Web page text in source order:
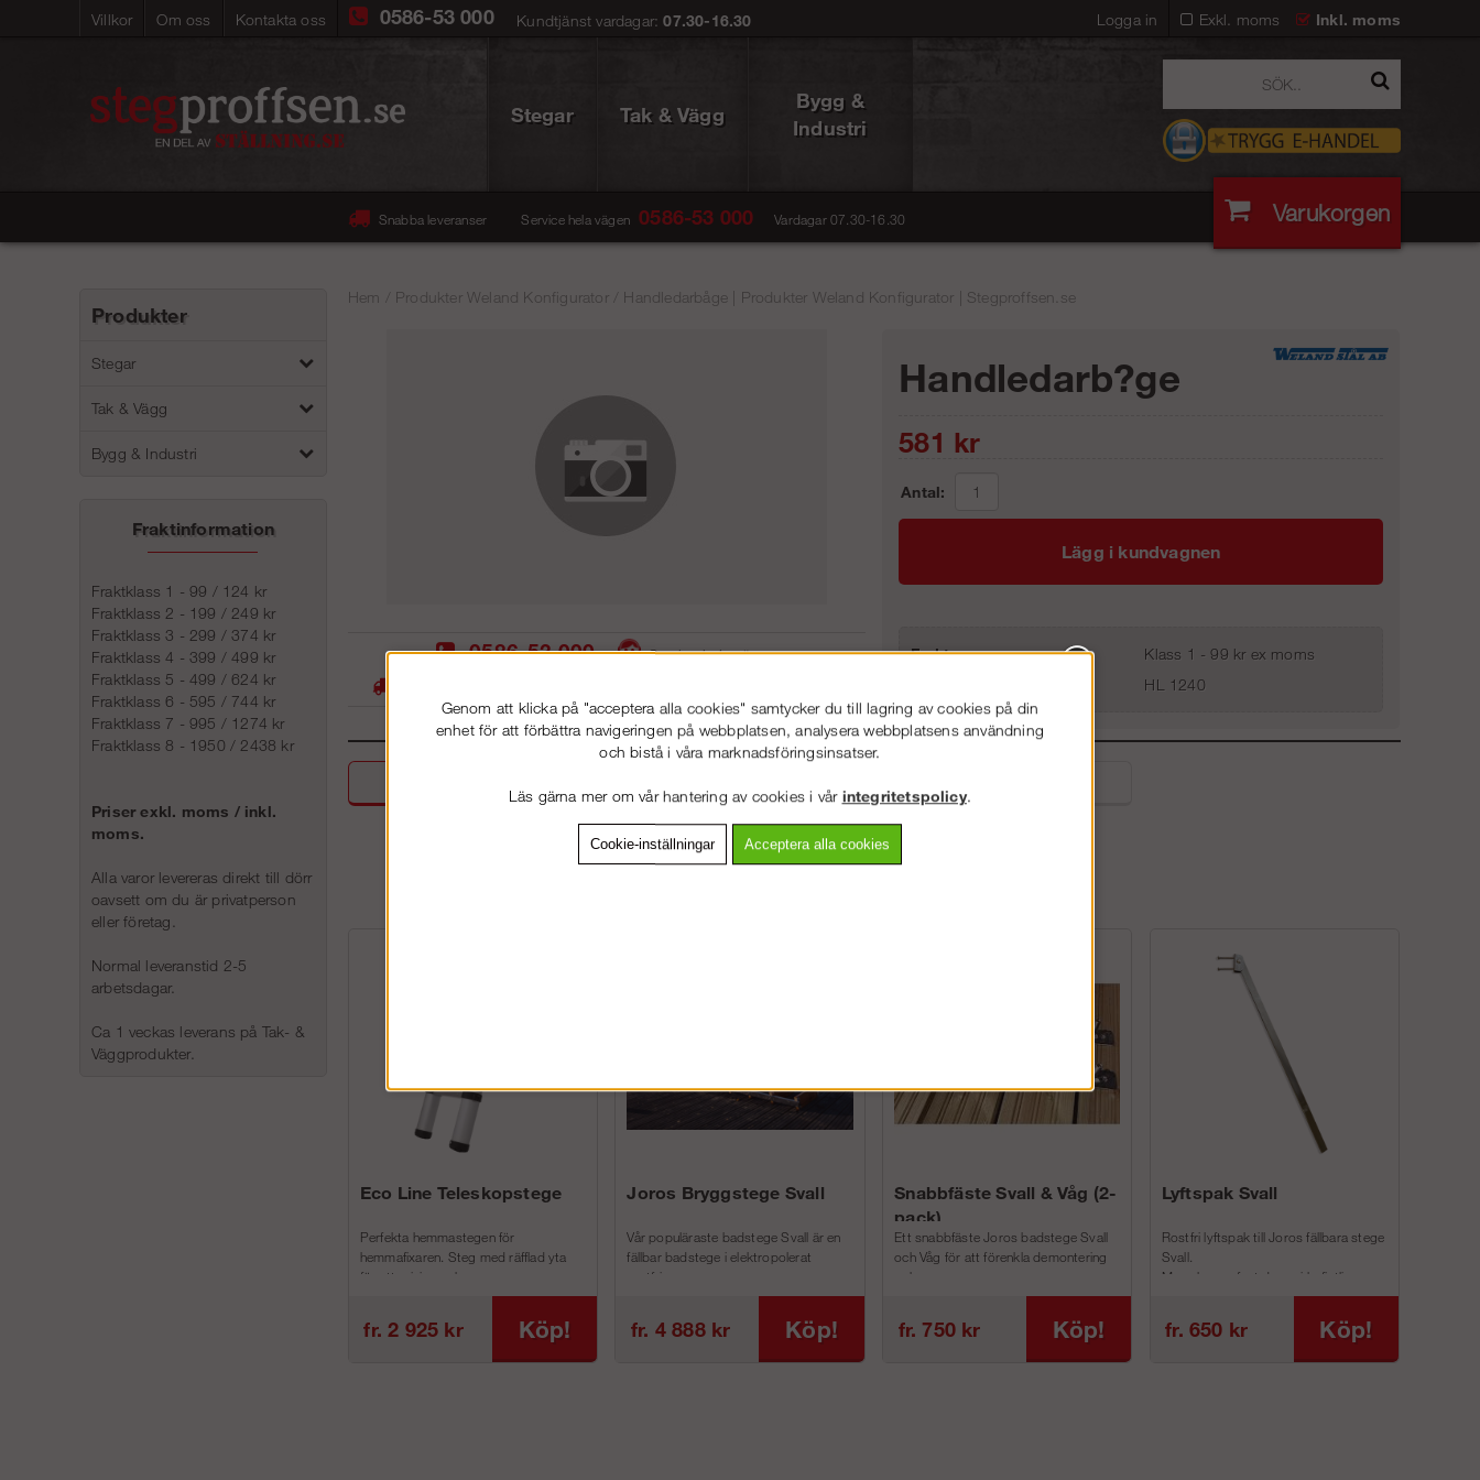
Villkor Om oss Kontakta oss Exkl. moms Inkl. moms
0586-53 000 Kundtjänst vardagar:07.30-16.30 Logga in
Stegar Tak & Vägg
Bygg &
Industri
Snabba leveranser Service hela vägen 0586-53 000 Vardagar 07.30-16.30 Varukorgen
Produkter
Stegar
Tak & Vägg
Bygg & Industri
Fraktinformation
Fraktklass 1 - 99 / 124 kr
Fraktklass 2 - 199 / 249 kr
Fraktklass 3 - 299 / 374 kr
Fraktklass 4 - 399 / 499 kr
Fraktklass 5 - 499 / 624 kr
Fraktklass 6 - 595 / 744 kr
Fraktklass 7 - 995 / 1274 kr
Fraktklass 8 - 1950 / 2438 kr
Priser exkl. moms / inkl.
moms.
Alla varor levereras direkt till dörr
oavsett om du är privatperson
eller företag.
Normal leveranstid 2-5
arbetsdagar.
Ca 1 veckas leverans på Tak- &
Väggprodukter.
Hem Produkter Weland Konfigurator/ Handledarbåge | Produkter Weland Konfigurator | Stegproffsen.se
0586-53 000
Service hela vägen
Handledarb?ge
581 kr
Antal:
Lägg i kundvagnen
Frakt:
Klass 1 - 99 kr ex moms
HL 1240
Andra köpte även
Eco Line Teleskopstege
Perfekta hemmastegen för
hemmafixaren. Steg med räfflad yta
för att minimera h...
fr. 2 925 kr Köp!
Joros Bryggstege Svall
Vår populäraste badstege Svall är en
fällbar badstege i elektropolerat
rostfri...
fr. 4 888 kr Köp!
Snabbfäste Svall & Våg (2-
pack)
Ett snabbfäste Joros badstege Svall
och Våg för att förenkla demontering
och m...
fr. 750 kr Köp!
Lyftspak Svall
Rostfri lyftspak till Joros fällbara stege
Svall.
Man skruvar fast denna i befintliga
fr. 650 kr Köp!
Genom att klicka på "acceptera alla cookies" samtycker du till lagring av cookies på din
enhet för att förbättra navigeringen på webbplatsen, analysera webbplatsens användning
och bistå i våra marknadsföringsinsatser.
Läs gärna mer om vår hantering av cookies i vår integritetspolicy.
Cookie-inställningar Acceptera alla cookies
VÄNLIGEN VÄLJ PRIVAT ELLER FÖRETAG NEDAN.